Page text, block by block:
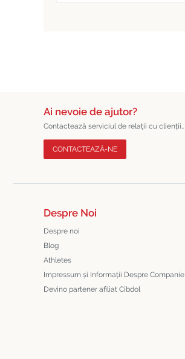
Ai nevoie de ajutor?
Contactează serviciul de relații cu clienții..
CONTACTEAZĂ-NE
Despre Noi
Despre noi
Blog
Athletes
Impressum și Informații Despre Companie
Devino partener afiliat Cibdol